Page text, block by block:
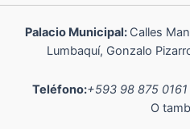
Palacio Municipal: Calles
Lumbaquí, Gonzalo
Teléfono:+593 98 875 0161
O